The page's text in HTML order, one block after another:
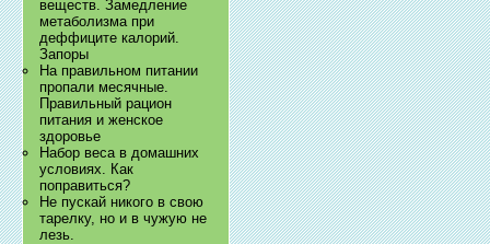
веществ. Замедление
метаболизма при
деффиците калорий.
Запоры
На правильном питании
пропали месячные.
Правильный рацион
питания и женское
здоровье
Набор веса в домашних
условиях. Как
поправиться?
Не пускай никого в свою
тарелку, но и в чужую не
лезь.